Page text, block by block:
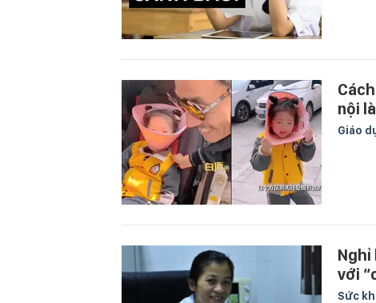
nội
Giáo
Nghỉ
với
Sức